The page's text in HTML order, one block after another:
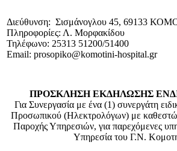
Διεύθυνση: Σισμάνογλου 45, 69133
Πληροφορίες: Λ. Μορφακίδου
Τηλέφωνο: 25313 51200/51400
Email: prosopiko@komotini-hospital.gr
ΠΡΟΣΚΛΗΣΗ ΕΚΔΗΛΩΣΗΣ
Για Συνεργασία με ένα (1) συνεργάτη
Προσωπικού (Ηλεκτρολόγων) με
Παροχής Υπηρεσιών, για παρεχόμενες
Υπηρεσία του Γ.Ν.